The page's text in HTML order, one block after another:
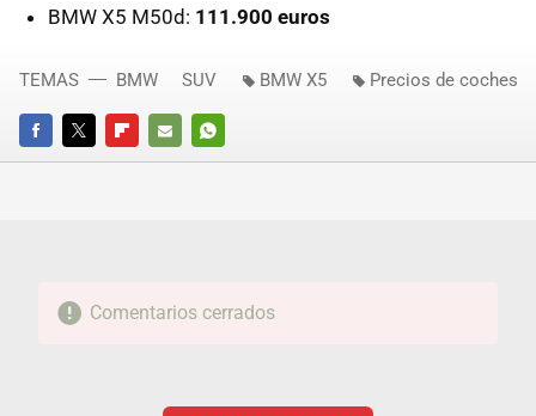
BMW X5 M50d: 111.900 euros
FACEBOOKTWITTERFLIPBOARD
E-
WHATSAPP
TEMAS BMW SUV BMW X5 Precios de coches
Comentarios cerrados